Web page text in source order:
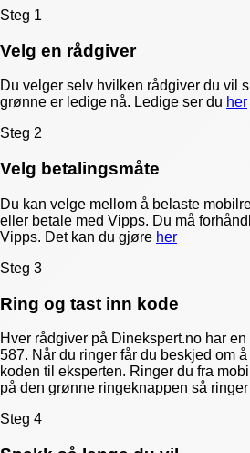
Steg 1
Velg en rådgiver
Du velger selv hvilken rådgiver du vil
grønne er ledige nå. Ledige ser du her
Steg 2
Velg betalingsmåte
Du kan velge mellom å belaste
eller betale med Vipps. Du må
Vipps. Det kan du gjøre her
Steg 3
Ring og tast inn kode
Hver rådgiver på Dinekspert.no har
587. Når du ringer får du beskjed om
koden til eksperten. Ringer du fra
på den grønne ringeknappen så
Steg 4